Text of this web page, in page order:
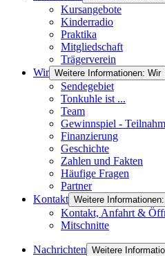
Kursangebote
Kinderradio
Praktika
Mitgliedschaft
Trägerverein
Wir Weitere Informationen: Wir
Sendegebiet
Tonkuhle ist ...
Team
Gewinnspiel -
Finanzierung
Geschichte
Zahlen und Fakten
Häufige Fragen
Partner
Kontakt Weitere
Kontakt, Anfahrt &
Mitschnitte
Nachrichten Weitere